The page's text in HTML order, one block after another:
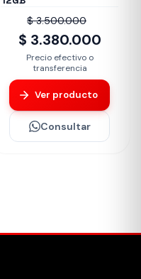
$ 3.500.000
$ 3.380.000
Precio efectivo o
transferencia
Ver producto
Consultar